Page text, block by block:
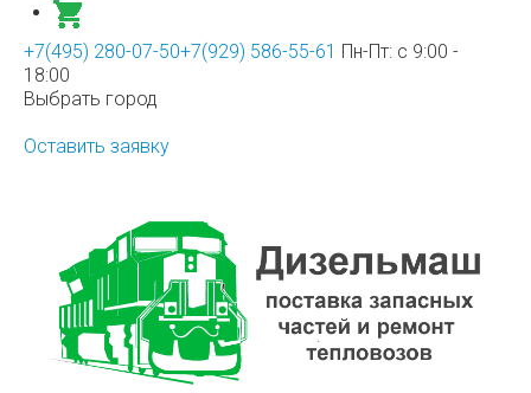
+7(495) 280-07-50+7(929) 586-55-61 Пн-Пт: с 9:00 -
18:00
Выбрать город
Оставить заявку